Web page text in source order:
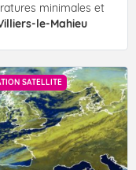
minimales et
le-Mahieu
SATELLITE